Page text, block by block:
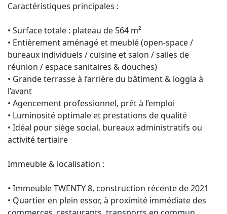
Caractéristiques principales :
• Surface totale : plateau de 564 m²
• Entièrement aménagé et meublé (open-space /
bureaux individuels / cuisine et salon / salles de
réunion / espace sanitaires & douches)
• Grande terrasse à l’arrière du bâtiment & loggia à
l’avant
• Agencement professionnel, prêt à l’emploi
• Luminosité optimale et prestations de qualité
• Idéal pour siège social, bureaux administratifs ou
activité tertiaire
Immeuble & localisation :
• Immeuble TWENTY 8, construction récente de 2021
• Quartier en plein essor, à proximité immédiate des